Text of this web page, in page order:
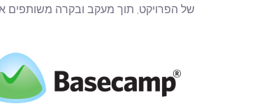
של הפרויקט, תוך מעקב ובקרה משותפים